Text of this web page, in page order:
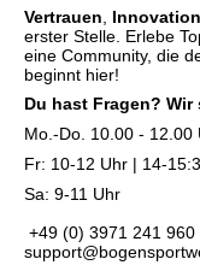
Vertrauen, Innovation
erster Stelle. Erlebe
eine Community, die
beginnt hier!
Du hast Fragen?
Mo.-Do. 10.00 -
Fr: 10-12 Uhr | 14-
Sa: 9-11 Uhr
+49 (0) 3971 241 960